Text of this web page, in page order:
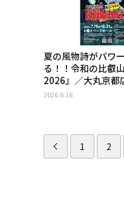
夏の風物詩がパワ
る！！令和の比叡
2026』／大丸京都
2026.6.18
1 2